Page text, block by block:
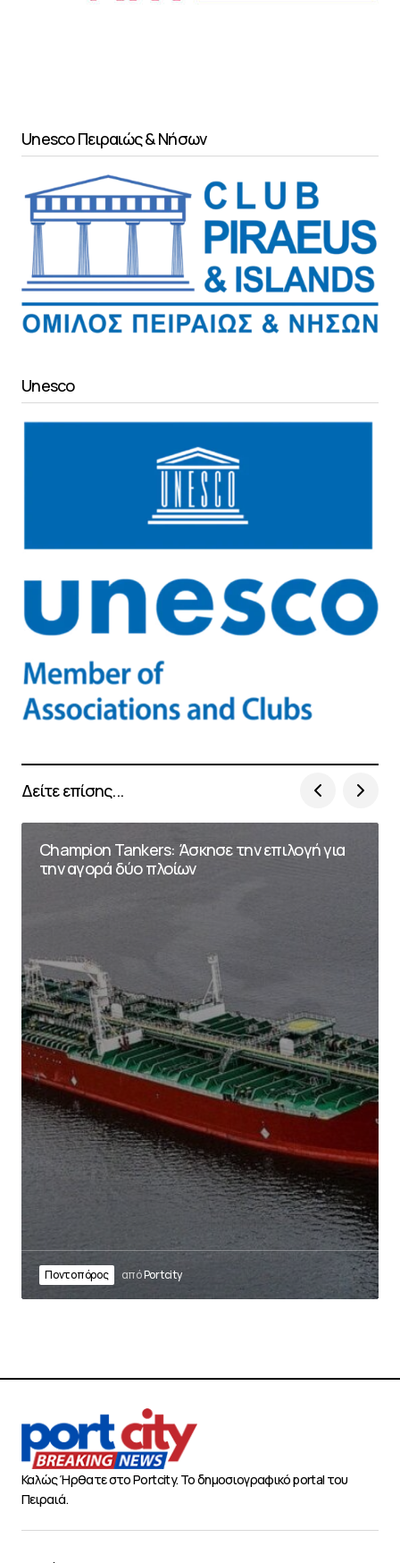
Unesco Πειραιώς & Νήσων
Unesco
Δείτε επίσης...
Champion Tankers: Άσκησε την επιλογή για
την αγορά δύο πλοίων
Ποντοπόρος απόPortcity
Καλώς Ήρθατε στο Portcity. Το δημοσιογραφικό portal του
Πειραιά.